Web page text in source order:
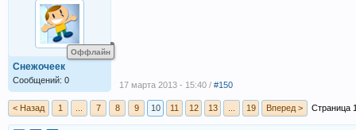
Оффлайн
Снежочеек
Сообщений: 0 17 марта 2013 - 15:40 / #150
< Назад 1 7 8 9 10 11 12 13 19 Вперед > Страница